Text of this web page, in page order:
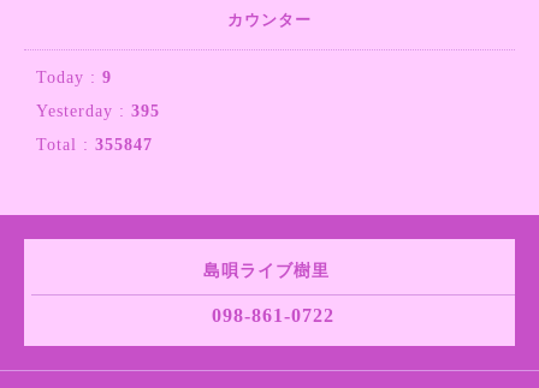
カウンター
Today : 9
Yesterday : 395
Total : 355847
島唄ライブ樹里
098-861-0722